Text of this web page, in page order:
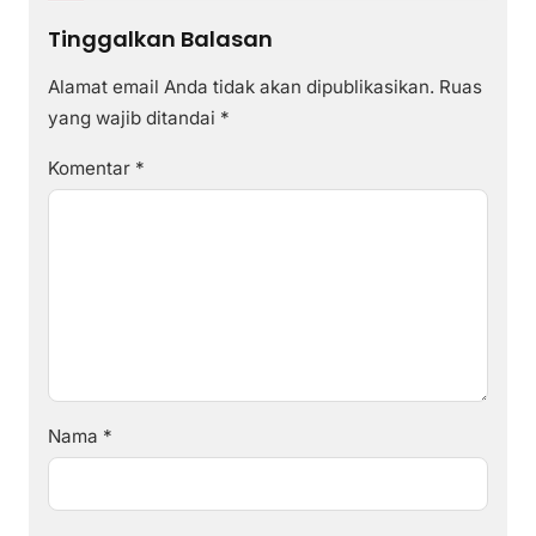
Tinggalkan Balasan
Alamat email Anda tidak akan dipublikasikan. Ruas
yang wajib ditandai *
Komentar *
Nama *